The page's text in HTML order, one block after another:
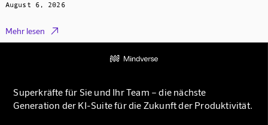
August 6, 2026
Mehr lesen 
Superkräfte für Sie und Ihr Team – die nächste
Generation der KI-Suite für die Zukunft der Produktivität.